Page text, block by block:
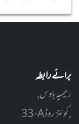
برائے رابطہ
رحیمیہ ہاوس,
33-A کوئنز روڈ ,